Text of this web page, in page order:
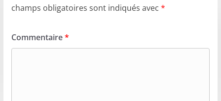
champs obligatoires sont indiqués avec *
Commentaire*